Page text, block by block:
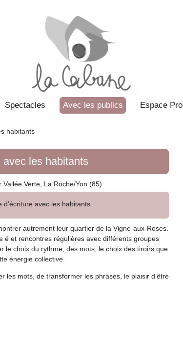
Spectacles Avec les publics Espace Pro
habitants
les habitants
Verte, La Roche/Yon (85)
d’écriture avec les habitants.
autrement leur quartier de la Vigne-aux-Roses.
é et rencontres régulières avec différents groupes
le choix du rythme, des mots, le choix des tiroirs que
énergie collective.
les mots, de transformer les phrases, le plaisir d’être